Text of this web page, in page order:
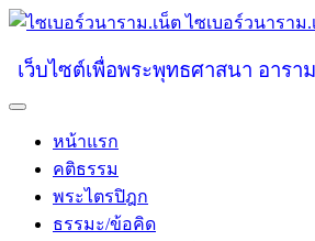
ไซเบอร์วนาราม.
เว็บไซต์เพื่อพระพุทธศาสนา อารา
หน้าแรก
คติธรรม
พระไตรปิฎก
ธรรมะ/ข้อคิด